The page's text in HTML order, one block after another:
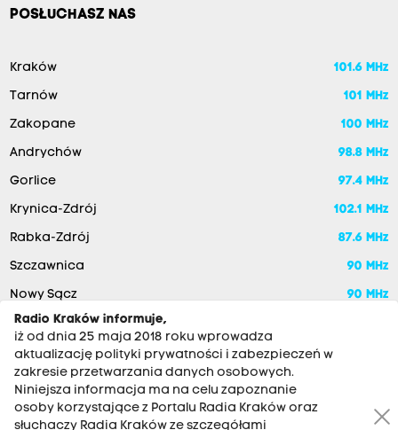
POSŁUCHASZ NAS
Kraków 101.6 MHz
Tarnów 101 MHz
Zakopane 100 MHz
Andrychów 98.8 MHz
Gorlice 97.4 MHz
Krynica-Zdrój 102.1 MHz
Rabka-Zdrój 87.6 MHz
Szczawnica 90 MHz
Nowy Sącz
90 MHz
Radio Kraków informuje,
iż od dnia 25 maja 2018 roku wprowadza
aktualizację polityki prywatności i zabezpieczeń w
zakresie przetwarzania danych osobowych.
Niniejsza informacja ma na celu zapoznanie
osoby korzystające z Portalu Radia Kraków oraz
słuchaczy Radia Kraków ze szczegółami